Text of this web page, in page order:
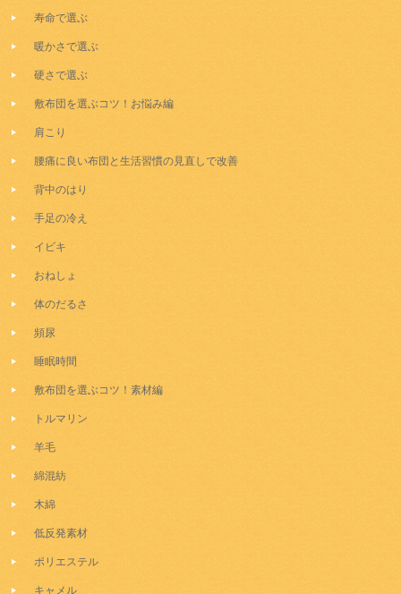
寿命で選ぶ
暖かさで選ぶ
硬さで選ぶ
敷布団を選ぶコツ！お悩み編
肩こり
腰痛に良い布団と生活習慣の見直しで改善
背中のはり
手足の冷え
イビキ
おねしょ
体のだるさ
頻尿
睡眠時間
敷布団を選ぶコツ！素材編
トルマリン
羊毛
綿混紡
木綿
低反発素材
ポリエステル
キャメル